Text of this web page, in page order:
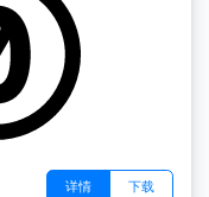
详情 下载